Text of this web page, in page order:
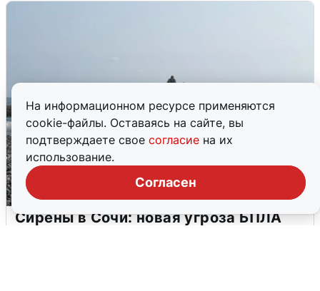
На информационном ресурсе применяются
cookie-файлы. Оставаясь на сайте, вы
подтверждаете свое согласие на их
использование.
Согласен
Сирены в Сочи: новая угроза БПЛА